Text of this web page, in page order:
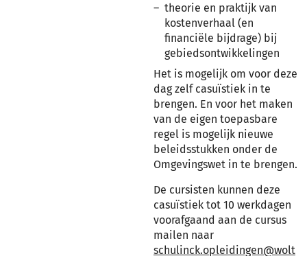
theorie en praktijk van
kostenverhaal (en
financiële bijdrage) bij
gebiedsontwikkelingen
Het is mogelijk om voor deze
dag zelf casuïstiek in te
brengen. En voor het maken
van de eigen toepasbare
regel is mogelijk nieuwe
beleidsstukken onder de
Omgevingswet in te brengen.
De cursisten kunnen deze
casuïstiek tot 10 werkdagen
voorafgaand aan de cursus
mailen naar
schulinck.opleidingen@wolt